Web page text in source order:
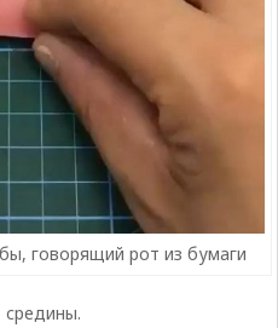
говорящий рот из бумаги